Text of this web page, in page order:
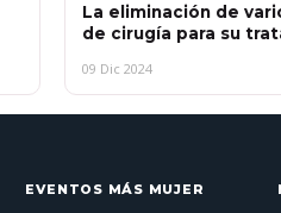
La eliminación de
de cirugía para su
09 Dic 2024
EVENTOS MÁS MUJER